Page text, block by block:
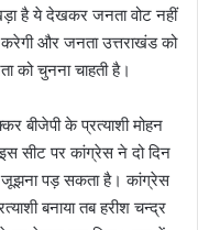
है ये देखकर जनता वोट नहीं
करेगी और जनता उत्तराखंड को
को चुनना चाहती है।
बीजेपी के प्रत्याशी मोहन
सीट पर कांग्रेस ने दो दिन
जूझना पड़ सकता है। कांग्रेस
बनाया तब हरीश चन्द्र